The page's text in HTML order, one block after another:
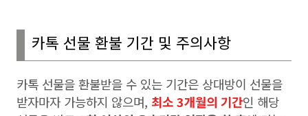
카톡 선물 환불 기간 및 주의사항
카톡 선물을 환불받을 수 있는 기간은 상대방이 선물을
받자마자 가능하지 않으며, 최소 3개월의 기간인 해당